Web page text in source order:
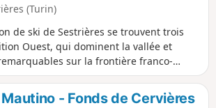
(Turin)
de ski de Sestrières se trouvent trois
Ouest, qui dominent la vallée et
sur la frontière franco-
très facile, relie les hameaux de
Champlas Janvier et Champlas Seguin.
- Fonds de Cervières